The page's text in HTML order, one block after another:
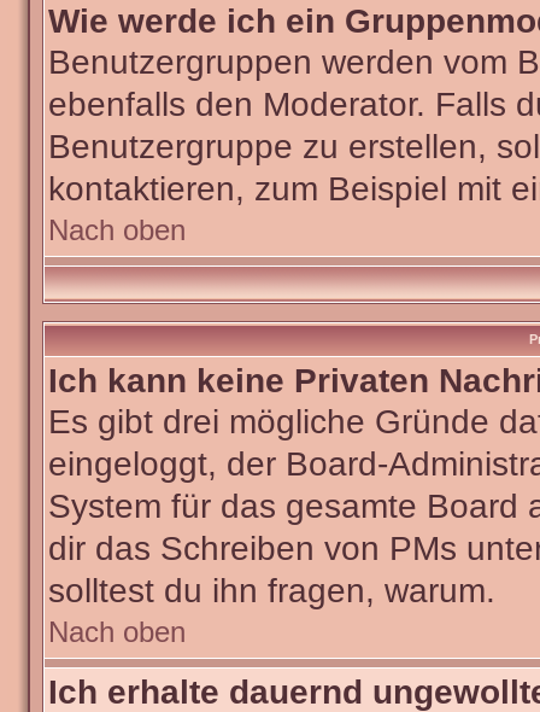
Wie werde ich ein
Benutzergruppen werden vom
ebenfalls den Moderator. Falls
Benutzergruppe zu erstellen,
kontaktieren, zum Beispiel mit
Nach oben
Ich kann keine Privaten
Es gibt drei mögliche Gründe
eingeloggt, der Board-
System für das gesamte Board
dir das Schreiben von PMs
solltest du ihn fragen, warum.
Nach oben
Ich erhalte dauernd